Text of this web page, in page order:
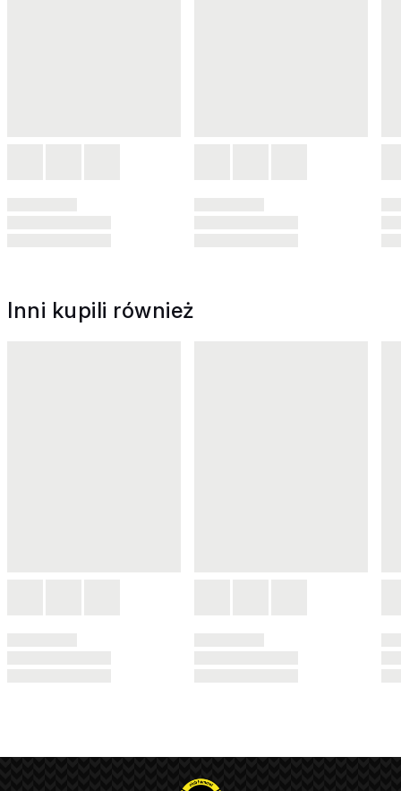
Inni kupili również